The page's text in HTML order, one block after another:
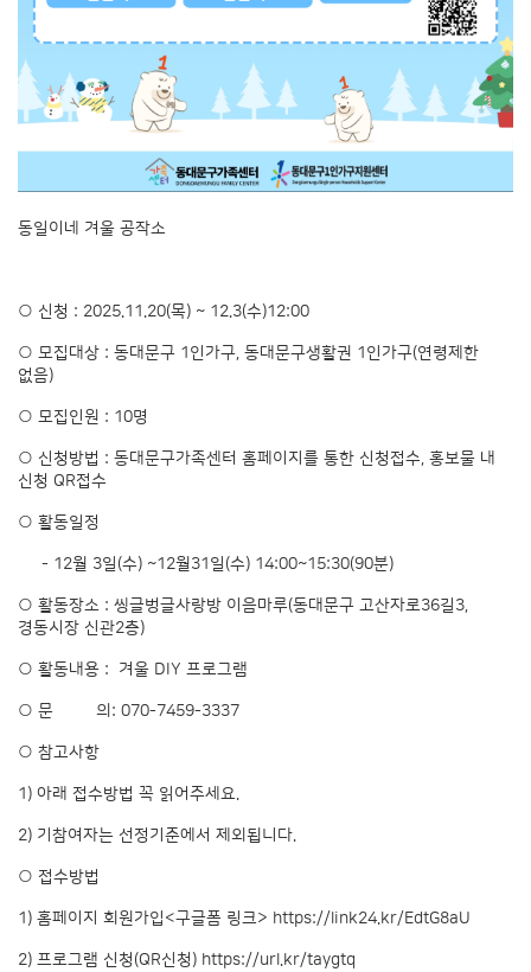
동일이네 겨울 공작소
○ 신청 : 2025.11.20(목) ~ 12.3(수)12:00
○ 모집대상 : 동대문구 1인가구, 동대문구생활권 1인가구(연령제한
없음)
○ 모집인원 : 10명
○ 신청방법 : 동대문구가족센터 홈페이지를 통한 신청접수, 홍보물 내
신청 QR접수
○ 활동일정
- 12월 3일(수) ~12월31일(수) 14:00~15:30(90분)
○ 활동장소 : 씽글벙글사랑방 이음마루(동대문구 고산자로36길3,
경동시장 신관2층)
○ 활동내용 : 겨울 DIY 프로그램
○ 문 의: 070-7459-3337
○ 참고사항
1) 아래 접수방법 꼭 읽어주세요.
2) 기참여자는 선정기준에서 제외됩니다.
○ 접수방법
1) 홈페이지 회원가입<구글폼 링크> https://link24.kr/EdtG8aU
2) 프로그램 신청(QR신청) https://url.kr/taygtq